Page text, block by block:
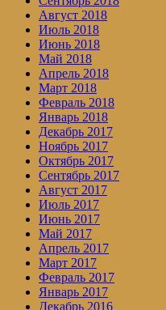
Август 2018
Июль 2018
Июнь 2018
Май 2018
Апрель 2018
Март 2018
Февраль 2018
Январь 2018
Декабрь 2017
Ноябрь 2017
Октябрь 2017
Сентябрь 2017
Август 2017
Июль 2017
Июнь 2017
Май 2017
Апрель 2017
Март 2017
Февраль 2017
Январь 2017
Декабрь 2016